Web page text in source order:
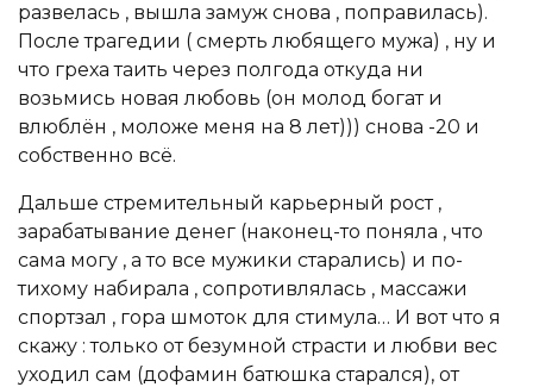
развелась , вышла замуж снова , поправилась).
После трагедии ( смерть любящего мужа) , ну и
что греха таить через полгода откуда ни
возьмись новая любовь (он молод богат и
влюблён , моложе меня на 8 лет))) снова -20 и
собственно всё.
Дальше стремительный карьерный рост ,
зарабатывание денег (наконец-то поняла , что
сама могу , а то все мужики старались) и по-
тихому набирала , сопротивлялась , массажи
спортзал , гора шмоток для стимула… И вот что я
скажу : только от безумной страсти и любви вес
уходил сам (дофамин батюшка старался), от